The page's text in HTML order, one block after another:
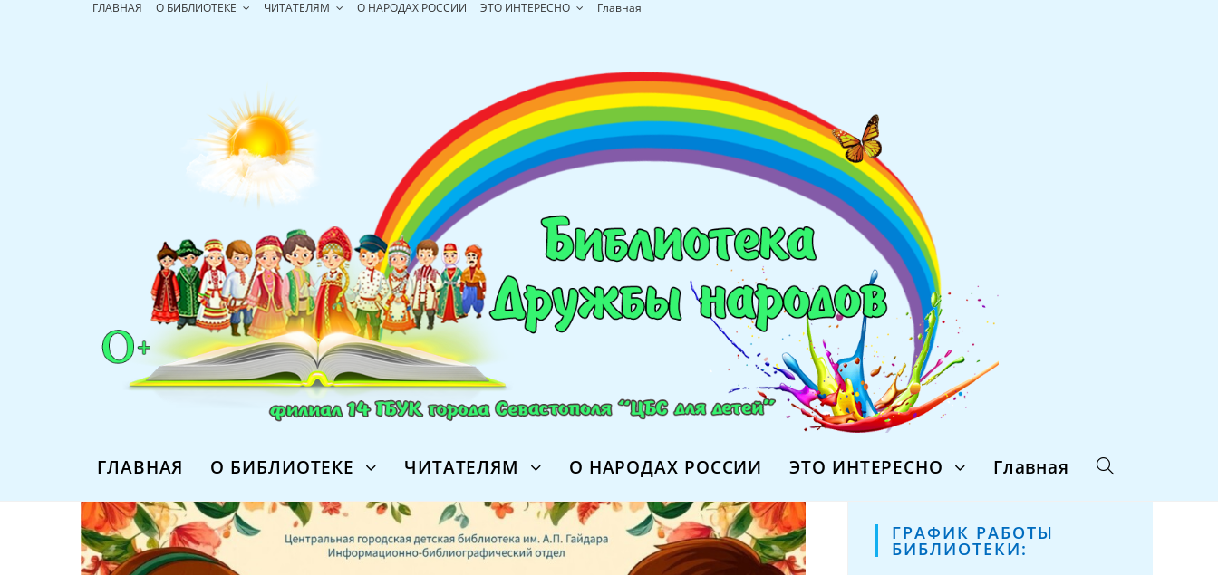
ГЛАВНАЯ О БИБЛИОТЕКЕ ЧИТАТЕЛЯМ О НАРОДАХ РОССИИ ЭТО ИНТЕРЕСНО Главная
ГЛАВНАЯ О БИБЛИОТЕКЕ ЧИТАТЕЛЯМ О НАРОДАХ РОССИИ ЭТО ИНТЕРЕСНО Главная
ГРАФИК РАБОТЫ
БИБЛИОТЕКИ: